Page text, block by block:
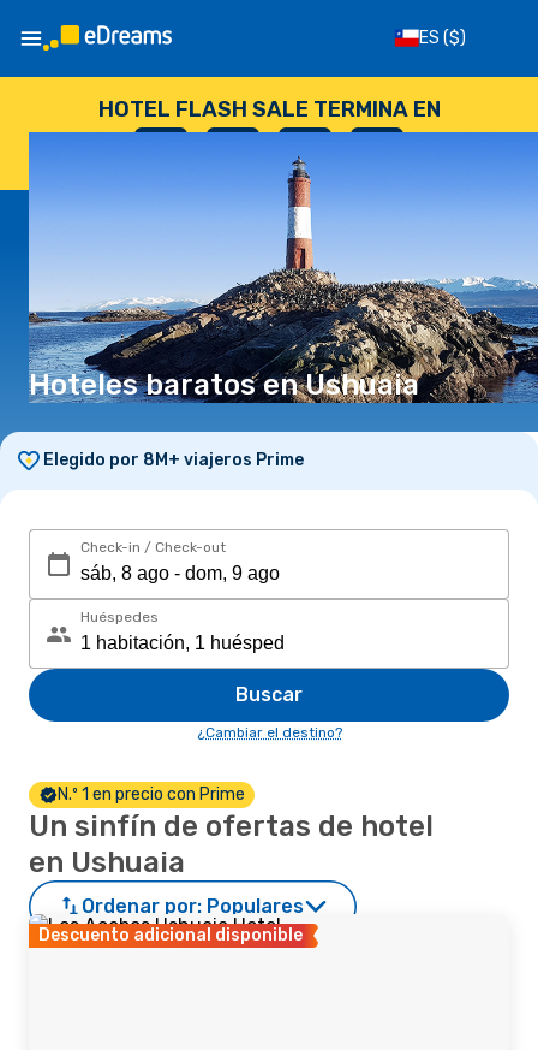
ES ($)
HOTEL FLASH SALE TERMINA EN
MINUTOS
Hoteles baratos en Ushuaia
Elegido por 8M+ viajeros Prime
Check-in / Check-out
Huéspedes
Buscar
¿Cambiar el destino?
N.º 1 en precio con Prime
Un sinfín de ofertas de hotel
en Ushuaia
Ordenar por: Populares
Descuento adicional disponible